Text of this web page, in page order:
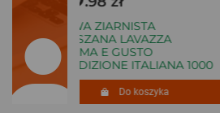
KAWA ZIARNISTA
MIESZANA LAVAZZA
CREMA E GUSTO
TRADIZIONE ITALIANA 1000
G
Do koszyka